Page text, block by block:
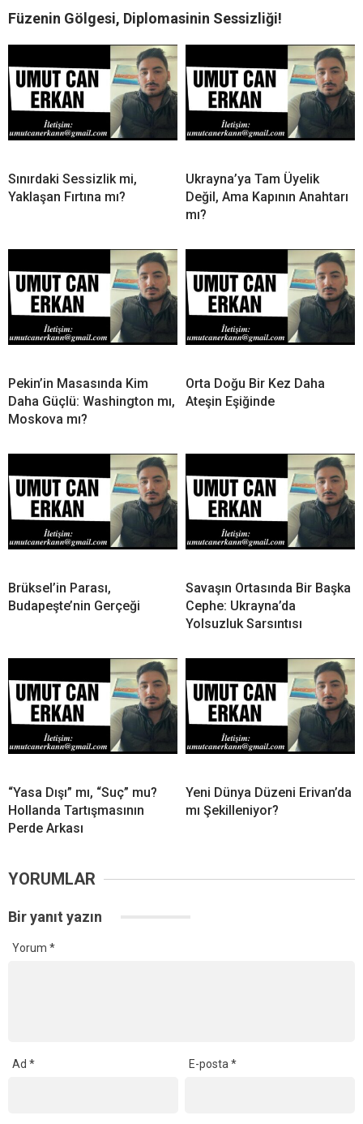
Füzenin Gölgesi, Diplomasinin Sessizliği!
Sınırdaki Sessizlik mi,
Yaklaşan Fırtına mı?
Ukrayna’ya Tam Üyelik
Değil, Ama Kapının Anahtarı
mı?
Pekin’in Masasında Kim
Daha Güçlü: Washington mı,
Moskova mı?
Orta Doğu Bir Kez Daha
Ateşin Eşiğinde
Brüksel’in Parası,
Budapeşte’nin Gerçeği
Savaşın Ortasında Bir Başka
Cephe: Ukrayna’da
Yolsuzluk Sarsıntısı
“Yasa Dışı” mı, “Suç” mu?
Hollanda Tartışmasının
Perde Arkası
Yeni Dünya Düzeni Erivan’da
mı Şekilleniyor?
YORUMLAR
Bir yanıt yazın
Yorum *
Ad * E-posta*